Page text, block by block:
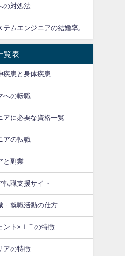
の対処法
テムエンジニアの結婚率。
覧表
疾患と身体疾患
への転職
アに必要な資格一覧
アの転職
と副業
転職支援サイト
・就職活動の仕方
ント×ＩＴの特徴
アの特徴